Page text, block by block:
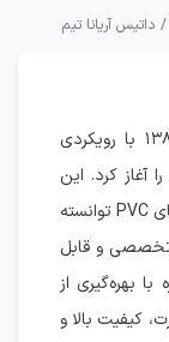
داتیس آریانا تیم
شرکت داتیس آریانا تیم (داتکو) از سال ۱۳۸۳ با رویکردی
کرد. این
مجموعه با تمرکز ویژه بر طراحی و چاپ کارت‌های PVC توانسته
و قابل
بهره‌گیری از
کیفیت بالا و